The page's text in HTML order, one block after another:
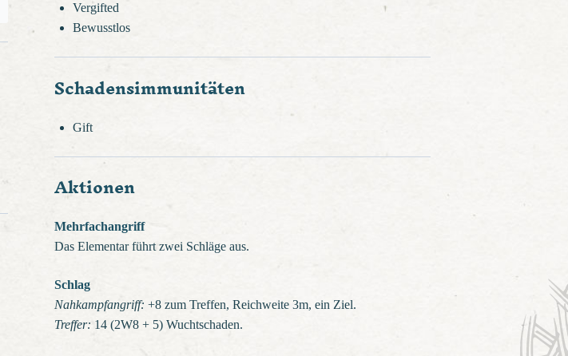
Vergifted
Bewusstlos
Schadensimmunitäten
Gift
Aktionen
Mehrfachangriff
Das Elementar führt zwei Schläge aus.
Schlag
Nahkampfangriff: +8 zum Treffen, Reichweite 3m, ein Ziel.
Treffer: 14 (2W8 + 5) Wuchtschaden.